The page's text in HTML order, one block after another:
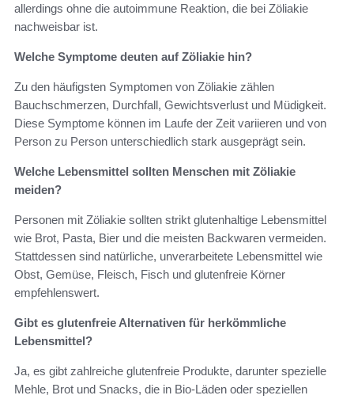
allerdings ohne die autoimmune Reaktion, die bei Zöliakie
nachweisbar ist.
Welche Symptome deuten auf Zöliakie hin?
Zu den häufigsten Symptomen von Zöliakie zählen
Bauchschmerzen, Durchfall, Gewichtsverlust und Müdigkeit.
Diese Symptome können im Laufe der Zeit variieren und von
Person zu Person unterschiedlich stark ausgeprägt sein.
Welche Lebensmittel sollten Menschen mit Zöliakie
meiden?
Personen mit Zöliakie sollten strikt glutenhaltige Lebensmittel
wie Brot, Pasta, Bier und die meisten Backwaren vermeiden.
Stattdessen sind natürliche, unverarbeitete Lebensmittel wie
Obst, Gemüse, Fleisch, Fisch und glutenfreie Körner
empfehlenswert.
Gibt es glutenfreie Alternativen für herkömmliche
Lebensmittel?
Ja, es gibt zahlreiche glutenfreie Produkte, darunter spezielle
Mehle, Brot und Snacks, die in Bio-Läden oder speziellen